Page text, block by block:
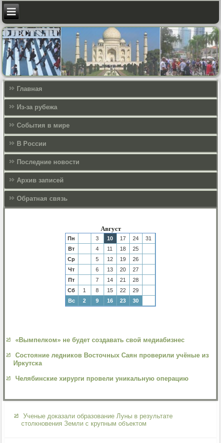
Главная
Из-за рубежа
События в мире
В России
Последние новости
Архив записей
Обратная связь
Август
Пн 3 10 17 24
31
Вт
4 11 18
25
Ср
5 12 19
26
Чт
6 13 20
27
Пт
7 14 21
28
Сб
1 8 15 22
29
Вс
2 9 16 23 30
«Вымпелком» не будет создавать свой медиабизнес
Состояние ледников Восточных Саян проверили учёные из
Иркутска
Челябинские хирурги провели уникальную операцию
Ученые доказали образование Луны в результате
столкновения Земли с крупным объектом